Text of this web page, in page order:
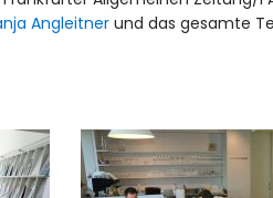
Angleitnerund das gesamte